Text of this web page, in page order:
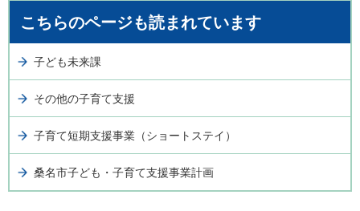
こちらのページも読まれています
子ども未来課
その他の子育て支援
子育て短期支援事業（ショートステイ）
桑名市子ども・子育て支援事業計画